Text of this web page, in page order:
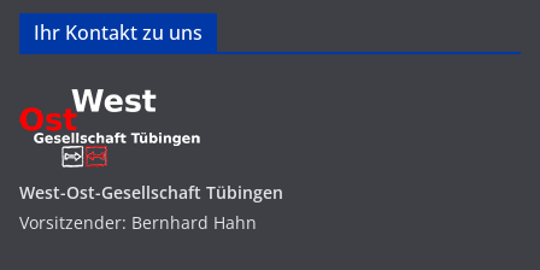
Ihr Kontakt zu uns
West-Ost-Gesellschaft Tübingen
Vorsitzender: Bernhard Hahn